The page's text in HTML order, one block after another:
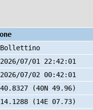
Bollettino
2026/07/01 22:42:01
2026/07/02 00:42:01
40.8327 (40N 49.96)
14.1288 (14E 07.73)